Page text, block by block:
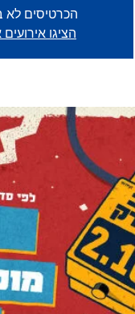
הכרטיסים
הציגו